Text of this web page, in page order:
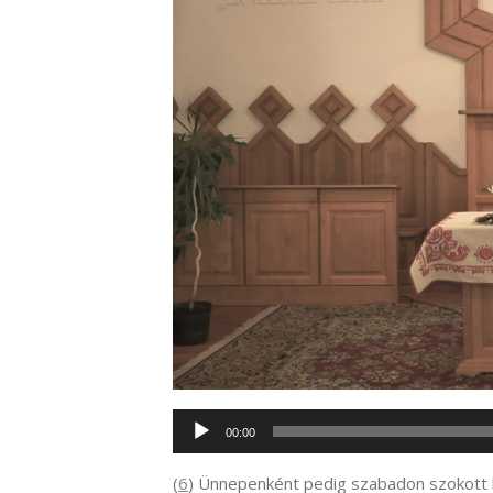
Audió
lejátszó
00:00
(6) Ünnepenként pedig szabadon